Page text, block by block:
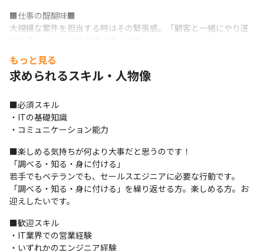
■仕事の醍醐味■
大規模な案件を担当する時はその緊張感。「顧客と一緒にやり遂
どちらも魅力的だと思います。
当社に入社した若手はまず小規模案件から任されます。もちろん
仕事を任されることを怖がっていてはいつまでも慣れません。1件
でも多くの仕事を経験してください。
■仕事の領域■
導入コンサルから運用サポートまでワンストップでサービスを提
供するのが当社。
特に当社が得意とするのは、上流工程からの設計・構築フェーズ
です。長年の仮想化インフラ構築実績、年間百数十件以上のプロ
ジェクト実績によって蓄積されたノウハウと経験豊富なエンジニ
その上流工程の要件定義がお仕事です。
■独立系SIerならでは■
もっと見る
求められるスキル・人物像
■必須スキル
・ITの基礎知識
・コミュニケーション能力
■楽しめる気持ちが何より大事だと思うのです！
「調べる・知る・身に付ける」
若手でもベテランでも、セールスエジニアに必要な行動です。
「調べる・知る・身に付ける」を繰り返せる方。楽しめる方。お
迎えしたいです。
■歓迎スキル
・IT業界での営業経験
・いずれかのエンジニア経験